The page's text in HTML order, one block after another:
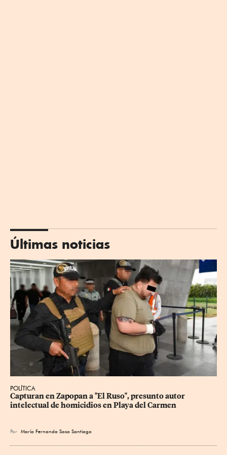
Últimas noticias
POLÍTICA
Capturan en Zapopan a "El Ruso", presunto autor
intelectual de homicidios en Playa del Carmen
Por María Fernanda Sosa Santiago